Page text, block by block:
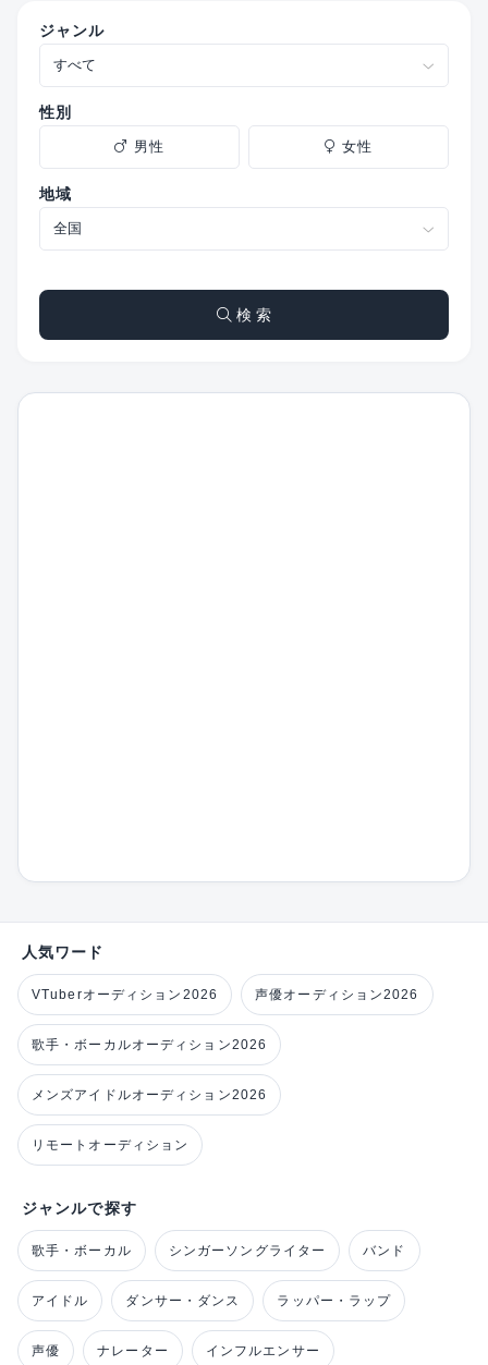
ジャンル
性別
男性 女性
地域
検 索
人気ワード
VTuberオーディション2026 声優オーディション2026
歌手・ボーカルオーディション2026
メンズアイドルオーディション2026
リモートオーディション
ジャンルで探す
歌手・ボーカル シンガーソングライター バンド
アイドル ダンサー・ダンス ラッパー・ラップ
声優 ナレーター インフルエンサー